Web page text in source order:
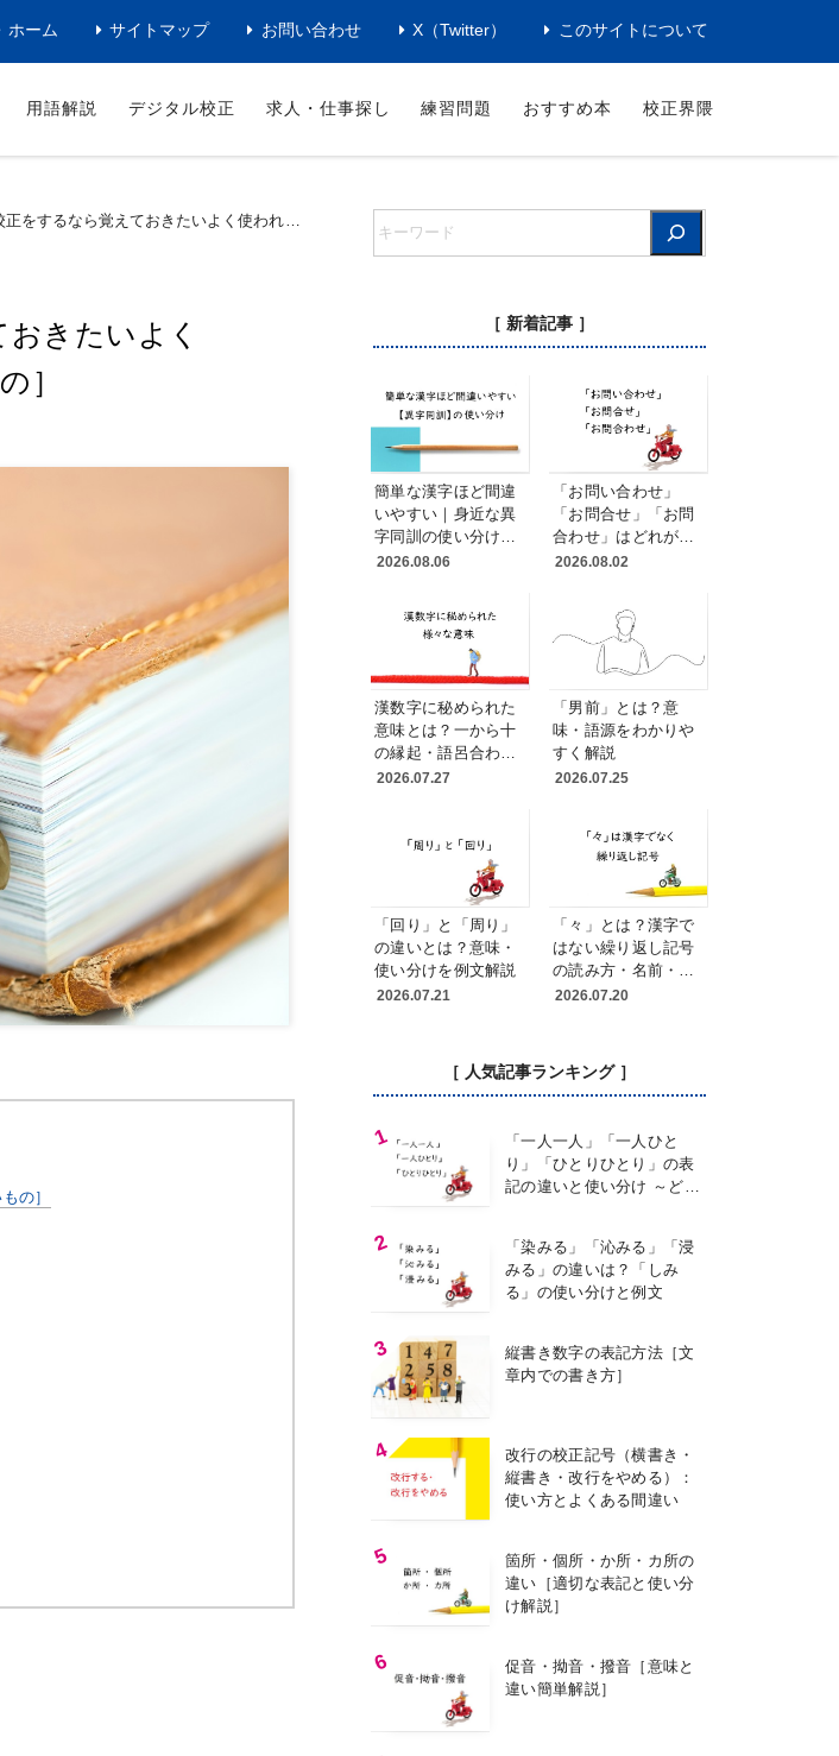
ホーム サイトマップ お問い合わせ X（Twitter） このサイトについて
用語解説 デジタル校正 求人・仕事探し 練習問題 おすすめ本 校正界隈
正をするなら覚えておきたいよく使われ
きたいよく
］
の］
［ 新着記事 ］
簡単な漢字ほど間違
いやすい｜身近な異
字同訓の使い分けと
例文
2026.08.06
「お問い合わせ」
「お問合せ」「お問
合わせ」はどれが正
しい？送り仮名と表
2026.08.02
漢数字に秘められた
意味とは？一から十
の縁起・語呂合わ
せ・読み方を変える
2026.07.27
「男前」とは？意
味・語源をわかりや
すく解説
2026.07.25
「回り」と「周り」
の違いとは？意味・
使い分けを例文解説
2026.07.21
「々」とは？漢字で
はない繰り返し記号
の読み方・名前・使
い方を解説
2026.07.20
［ 人気記事ランキング ］
「一人一人」「一人ひと
り」「ひとりひとり」の表
記の違いと使い分け ～どの
「染みる」「沁みる」「浸
みる」の違いは？「しみ
る」の使い分けと例文
縦書き数字の表記方法［文
章内での書き方］
改行の校正記号（横書き・
縦書き・改行をやめる）：
使い方とよくある間違い
箇所・個所・か所・カ所の
違い［適切な表記と使い分
け解説］
促音・拗音・撥音［意味と
違い簡単解説］